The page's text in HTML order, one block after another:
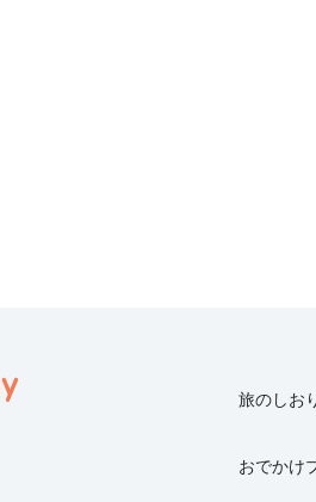
旅のしお
おでかけ